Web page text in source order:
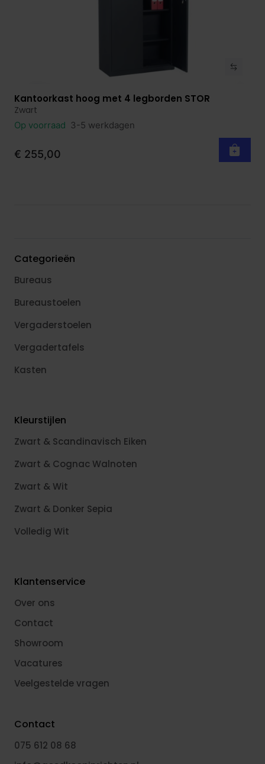
Bekijk product
Kantoorkast hoog met 4 legborden STOR
Zwart
Op voorraad 3-5 werkdagen
€ 255,00
Categorieën
Bureaus
Bureaustoelen
Vergaderstoelen
Vergadertafels
Kasten
Kleurstijlen
Zwart & Scandinavisch Eiken
Zwart & Cognac Walnoten
Zwart & Wit
Zwart & Donker Sepia
Volledig Wit
Klantenservice
Over ons
Contact
Showroom
Vacatures
Veelgestelde vragen
Contact
075 612 08 68